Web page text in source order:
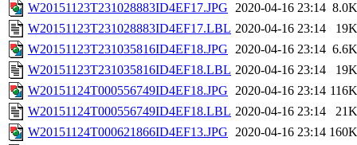
W20151123T231028883ID4EF17.JPG 2020-04-16 23:14 8.0K
W20151123T231028883ID4EF17.LBL 2020-04-16 23:14
19K
W20151123T231035816ID4EF18.JPG 2020-04-16 23:14 6.6K
W20151123T231035816ID4EF18.LBL 2020-04-16 23:14
19K
W20151124T000556749ID4EF18.JPG 2020-04-16 23:14 116K
W20151124T000556749ID4EF18.LBL 2020-04-16 23:14
21K
W20151124T000621866ID4EF13.JPG 2020-04-16 23:14 160K